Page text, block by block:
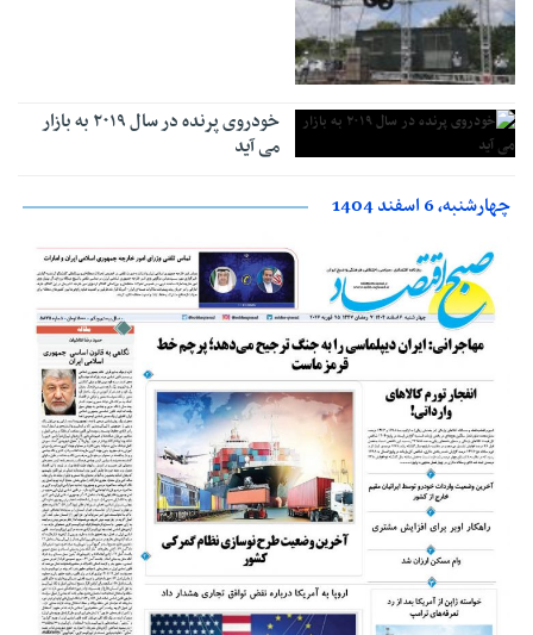
خودروی پرنده در سال ۲۰۱۹ به بازار
می آید
چهارشنبه، 6 اسفند 1404